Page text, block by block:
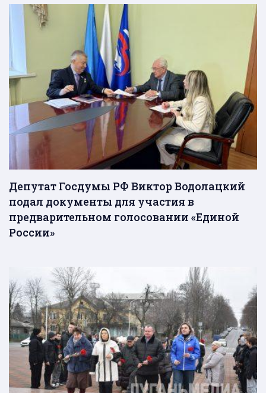
Депутат Госдумы РФ Виктор Водолацкий
подал документы для участия в
предварительном голосовании «Единой
России»